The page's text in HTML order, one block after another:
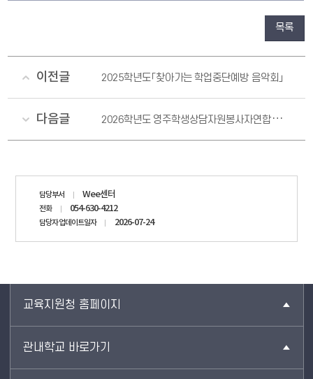
목록
이전글 2025학년도「찾아가는 학업중단예방 음악회」
다음글 2026학년도 영주학생상담자원봉사자연합회 신입 회원 오리엔테이션
담당부서 Wee센터
전화 054-630-4212
담당자 업데이트일자 2026-07-24
교육지원청 홈페이지
관내학교 바로가기